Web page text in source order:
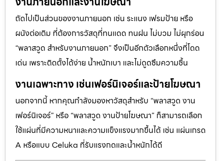
ถัดไปเป็นส่วนของงานภายนอก เช่น ระแนง เฟรมป้าย หรือ
ผนังต่อเติม ที่ต้องการวัสดุที่ทนแดด ทนฝน ไม่บวม ไม่ผุกร่อน
“พลาสวูด สำหรับงานภายนอก” จึงเป็นอีกตัวเลือกหนึ่งที่โดด
เด่น เพราะติดตั้งได้ง่าย น้ำหนักเบา และไม่ดูดซึมความชื้น
งานเฉพาะทาง เช่นเฟอร์นิเจอร์และป้ายโฆษณา
นอกจากนี้ หากคุณกำลังมองหาวัสดุสำหรับ “พลาสวูด งาน
เฟอร์นิเจอร์” หรือ “พลาสวูด งานป้ายโฆษณา” ก็สามารถเลือก
ใช้แผ่นที่มีความหนาและความแข็งแรงมากขึ้นได้ เช่น แผ่นเกรด
A หรือแบบ Celuka ที่รับแรงกดและน้ำหนักได้ดี